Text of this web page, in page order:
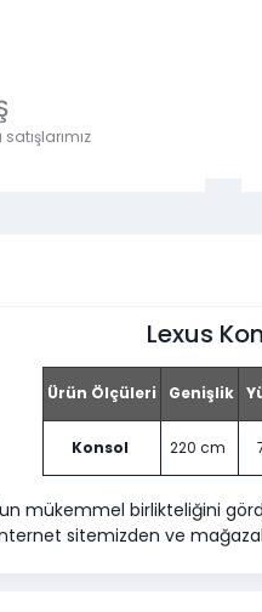
Lexus
Ürün Ölçüleri Genişlik
Konsol 220 cm
mükemmel birlikteliğini
sitemizden ve